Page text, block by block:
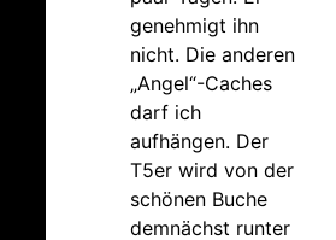
genehmigt ihn
nicht. Die anderen
„Angel“-Caches
darf ich
aufhängen. Der
T5er wird von der
schönen Buche
demnächst runter